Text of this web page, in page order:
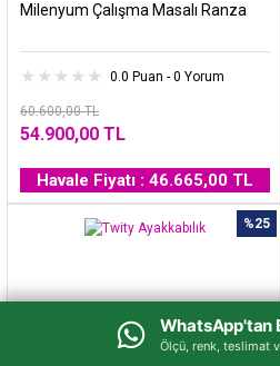
WhatsApp'tan
Ölçü, renk, teslimat
Milenyum Çalışma Masalı Ranza
0.0 Puan - 0 Yorum
60.600,00 TL
54.900,00 TL
Havale Fiyatı : 46.665,00 TL
%25
WhatsApp'tan
Ölçü, renk, teslimat